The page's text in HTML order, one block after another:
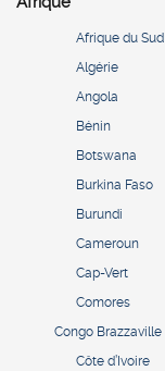
Afrique du Sud
Algérie
Angola
Bénin
Botswana
Burkina Faso
Burundi
Cameroun
Cap-Vert
Comores
Congo Brazzaville
Côte d’Ivoire